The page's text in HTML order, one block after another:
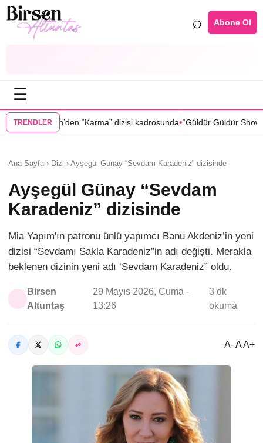
⌕ Abone Ol
☰
TRENDLER
“Karma” dizisi kadrosunda•“Güldür Güldür Show”un yıldızları
Ana Sayfa › Dizi › Ayşegül Günay “Sevdam Karadeniz” dizisinde
Ayşegül Günay “Sevdam
Karadeniz” dizisinde
Mia Yapım'ın patronu ünlü yapımcı Banu Akdeniz’in yeni
dizisi “Sevdamı Sakla Karadeniz”in adı değişti. Merakla
beklenen dizinin yeni adı ‘Sevdam Karadeniz” oldu.
Birsen
Altuntaş
29 Mayıs 2026, Cuma -
13:26
3 dk
okuma
A- A A+